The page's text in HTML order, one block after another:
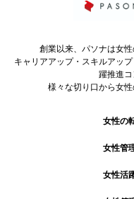
創業以来、パソナは女
キャリアアップ・スキルアッ
躍推進コ
様々な切り口から女
女性の
女性管
女性活